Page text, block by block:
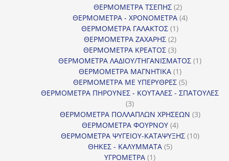
ΘΕΡΜΟΜΕΤΡΑ ΤΣΕΠΗΣ 22
προϊόντα
ΘΕΡΜΟΜΕΤΡΑ - ΧΡΟΝΟΜΕΤΡΑ 44
ΘΕΡΜΟΜΕΤΡΑ ΓΑΛΑΚΤΟΣ 11
προϊόν
ΘΕΡΜΟΜΕΤΡΑ ΖΑΧΑΡΗΣ 22
προϊόντα
ΘΕΡΜΟΜΕΤΡΑ ΚΡΕΑΤΟΣ 33
προϊόντα
ΘΕΡΜΟΜΕΤΡΑ ΛΑΔΙΟΥ/ΤΗΓΑΝΙΣΜΑΤΟΣ 11
ΘΕΡΜΟΜΕΤΡΑ ΜΑΓΝΗΤΙΚΑ 11
προϊόν
ΘΕΡΜΟΜΕΤΡΑ ΜΕ ΥΠΕΡΥΘΡΕΣ 55
προϊόντα
ΘΕΡΜΟΜΕΤΡΑ ΠΗΡΟΥΝΕΣ - ΚΟΥΤΑΛΕΣ - ΣΠΑΤΟΥΛΕΣ
33
προϊόντα
ΘΕΡΜΟΜΕΤΡΑ ΠΟΛΛΑΠΛΩΝ ΧΡΗΣΕΩΝ 33
ΘΕΡΜΟΜΕΤΡΑ ΦΟΥΡΝΟΥ 44
προϊόντα
ΘΕΡΜΟΜΕΤΡΑ ΨΥΓΕΙΟΥ-ΚΑΤΑΨΥΞΗΣ 1010
ΘΗΚΕΣ - ΚΑΛΥΜΜΑΤΑ 55
ΥΓΡΟΜΕΤΡΑ 11